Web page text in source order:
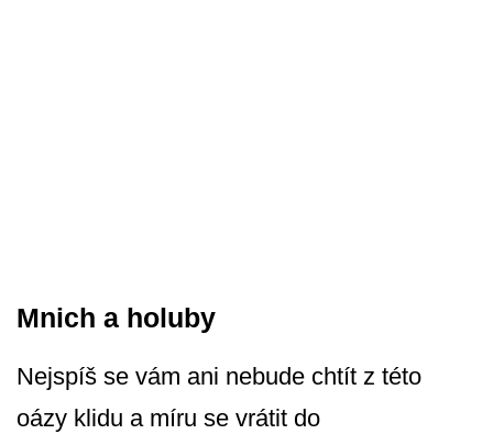
Mnich a holuby
Nejspíš se vám ani nebude chtít z této
oázy klidu a míru se vrátit do